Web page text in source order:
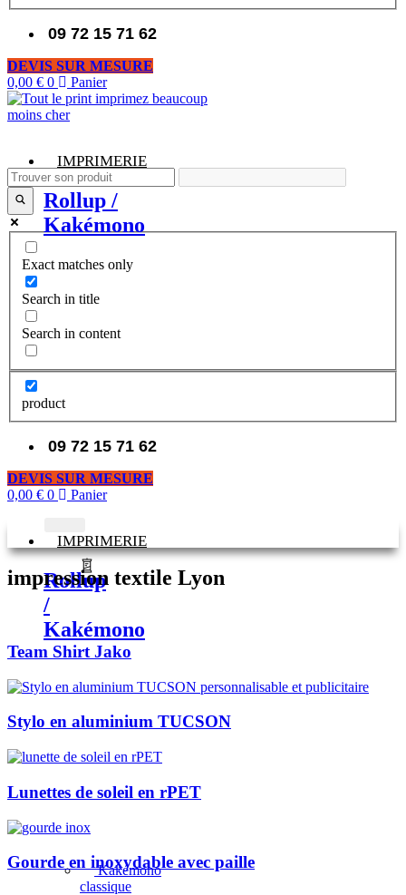
09 72 15 71 62
DEVIS SUR MESURE
0,00 € 0 Panier
IMPRIMERIE
Rollup /
Kakémono
Kakémono
classique
Exact matches only
Search in title
Search in content
product
09 72 15 71 62
DEVIS SUR MESURE
0,00 € 0 Panier
IMPRIMERIE
Rollup
/
Kakémono
impression textile Lyon
Team Shirt Jako
Stylo en aluminium TUCSON
Lunettes de soleil en rPET
Gourde en inoxydable avec paille